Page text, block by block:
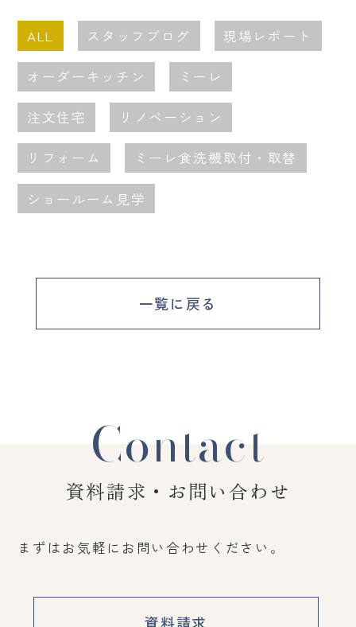
ALL スタッフブログ 現場レポート
オーダーキッチン ミーレ
注文住宅 リノベーション
リフォーム ミーレ食洗機取付・取替
ショールーム見学
一覧に戻る
Contact
資料請求・お問い合わせ
まずはお気軽にお問い合わせください。
資料請求